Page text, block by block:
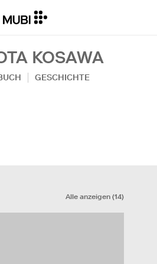
KOSAWA
GESCHICHTE
Alle anzeigen(14)